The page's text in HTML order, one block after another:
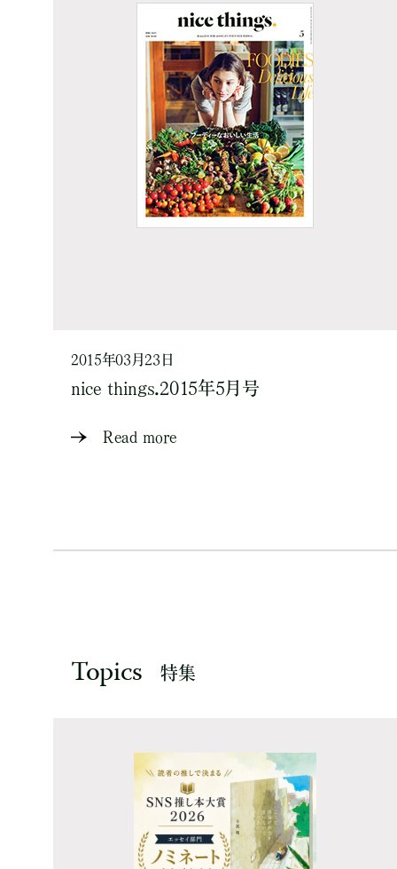
2015年03月23日
nice things.2015年5月号
Read more
Topics 特集